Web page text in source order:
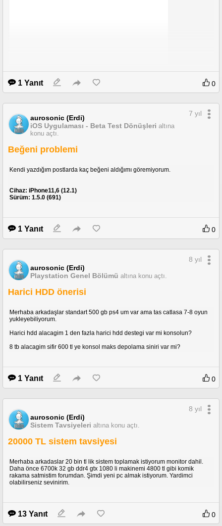
Sürüm: 1.5.0 (700)
1 Yanıt 0
aurosonic (Erdi)
iOS Uygulaması - Beta Test Dönüşleri altına
konu açtı.
7 yıl
Beğeni problemi
Kendi yazdığım postlarda kaç beğeni aldığımı göremiyorum.
Cihaz: iPhone11,6 (12.1)
Sürüm: 1.5.0 (691)
1 Yanıt 0
aurosonic (Erdi)
Playstation Genel Bölümü altına konu açtı.
8 yıl
Harici HDD önerisi
Merhaba arkadaşlar standart 500 gb ps4 um var ama tas catlasa 7-8 oyun
yukleyebiliyorum.
Harici hdd alacagim 1 den fazla harici hdd destegi var mi konsolun?
8 tb alacagim sifir 600 tl ye konsol maks depolama siniri var mi?
1 Yanıt 0
aurosonic (Erdi)
Sistem Tavsiyeleri altına konu açtı.
8 yıl
20000 TL sistem tavsiyesi
Merhaba arkadaslar 20 bin tl lik sistem toplamak istiyorum monitor dahil.
Daha önce 6700k 32 gb ddr4 gtx 1080 li makinemi 4800 tl gibi komik
rakama satmistim forumdan. Şimdi yeni pc almak istiyorum. Yardimci
olabilirseniz sevinirim.
13 Yanıt 0